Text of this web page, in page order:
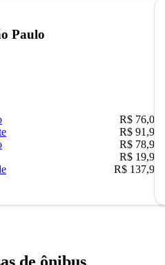
Paulo
R$ 76,09
R$ 91,90
R$ 78,90
R$ 19,90
R$ 137,90
de ônibus